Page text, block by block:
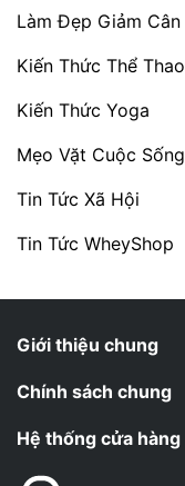
Làm Đẹp Giảm Cân
Kiến Thức Thể Thao
Kiến Thức Yoga
Mẹo Vặt Cuộc Sống
Tin Tức Xã Hội
Tin Tức WheyShop
Giới thiệu chung
Chính sách chung
Hệ thống cửa hàng